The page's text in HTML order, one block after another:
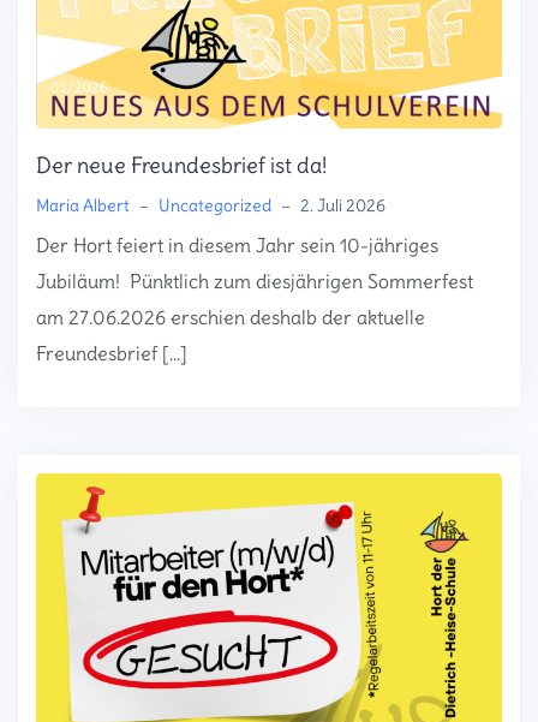
Der neue Freundesbrief ist da!
Maria Albert – Uncategorized – 2. Juli 2026
Der Hort feiert in diesem Jahr sein 10-jähriges
Jubiläum! Pünktlich zum diesjährigen Sommerfest
am 27.06.2026 erschien deshalb der aktuelle
Freundesbrief […]